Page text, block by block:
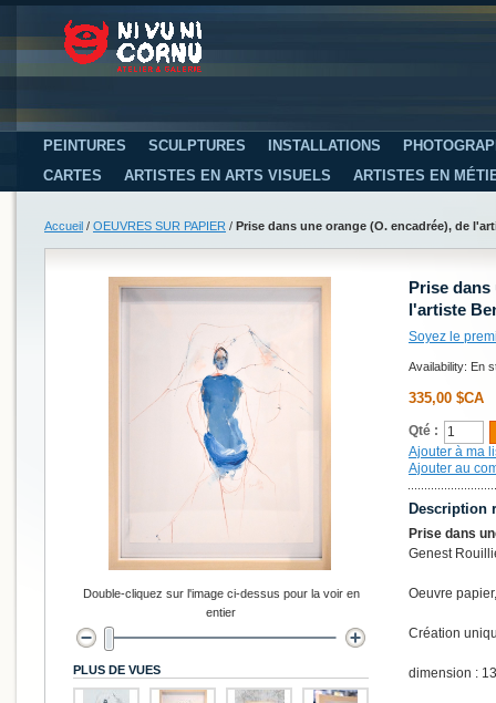
PEINTURES SCULPTURES INSTALLATIONS
CARTES
ARTISTES EN ARTS VISUELS ARTISTES EN
Accueil / OEUVRES SUR PAPIER / Prise dans une orange (O. encadrée), de
Prise dans
l'artiste
Soyez le
Availability: En
335,00 $CA
Qté :
Ajouter à ma
Ajouter au
Description
Prise dans
Genest
Oeuvre
Création
dimension :
Double-cliquez sur l'image ci-dessus pour la voir en
entier
PLUS DE VUES